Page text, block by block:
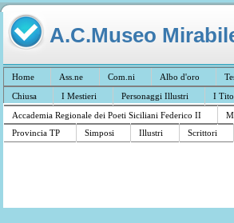
A.C.Museo
Home Ass.ne Com.ni Albo d'oro
Chiusa
I Mestieri Personaggi Illustri I
Accademia Regionale dei Poeti Siciliani Federico II
Provincia TP
Simposi Illustri Scrittori